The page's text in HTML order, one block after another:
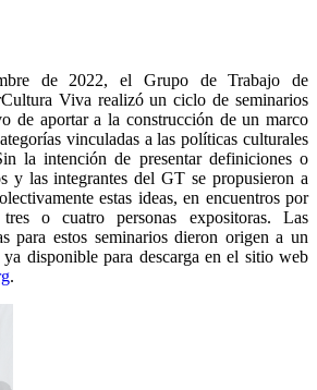
de 2022, el Grupo de Trabajo de
Viva realizó un ciclo de seminarios
de aportar a la construcción de un marco
vinculadas a las políticas culturales
la intención de presentar definiciones o
y las integrantes del GT se propusieron a
estas ideas, en encuentros por
o cuatro personas expositoras. Las
para estos seminarios dieron origen a un
disponible para descarga en el sitio web
.